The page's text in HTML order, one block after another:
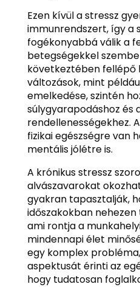
Ezen kívül a stressz
immunrendszert, így a
fogékonyabbá válik a
betegségekkel
következtében fellépő
változások, mint
emelkedése, szintén
súlygyarapodáshoz és
rendellenességekhez.
fizikai egészségre van
mentális jólétre is.
A krónikus stressz
alvászavarokat
gyakran tapasztalják,
időszakokban
ami rontja a
mindennapi élet
egy komplex
aspektusát érinti az
hogy tudatosan